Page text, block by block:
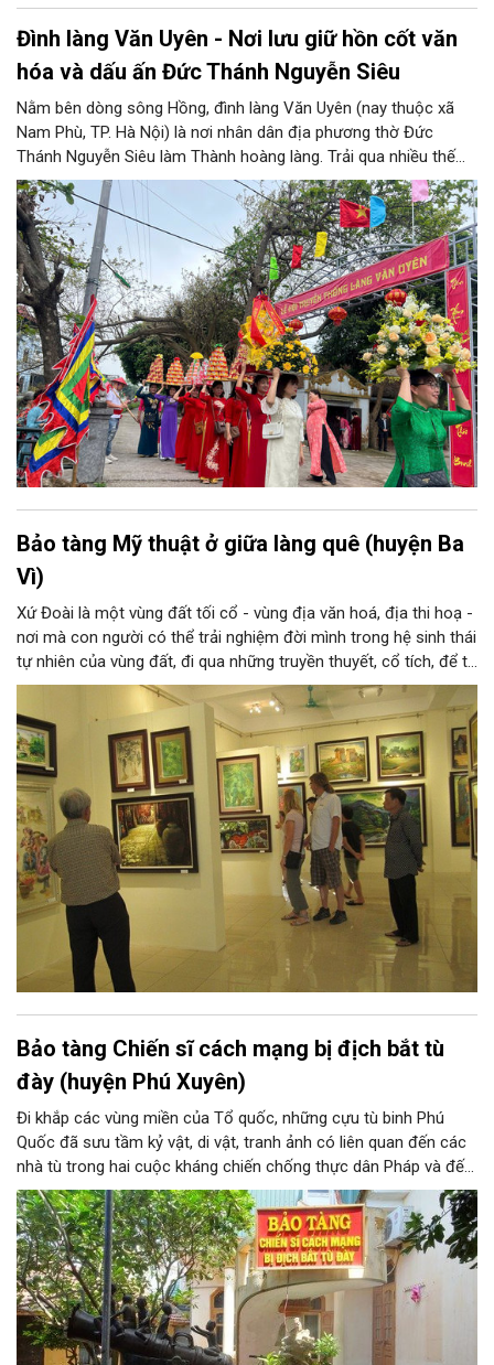
Đình làng Văn Uyên - Nơi lưu giữ hồn cốt văn
hóa và dấu ấn Đức Thánh Nguyễn Siêu
Nằm bên dòng sông Hồng, đình làng Văn Uyên (nay thuộc xã
Nam Phù, TP. Hà Nội) là nơi nhân dân địa phương thờ Đức
Thánh Nguyễn Siêu làm Thành hoàng làng. Trải qua nhiều thế
hệ, ngôi đình không chỉ là không gian sinh hoạt tín ngưỡng của
cộng đồng dân cư mà còn lưu giữ nhiều giá trị lịch sử, văn hóa.
Bảo tàng Mỹ thuật ở giữa làng quê (huyện Ba
Vì)
Xứ Đoài là một vùng đất tối cổ - vùng địa văn hoá, địa thi hoạ -
nơi mà con người có thể trải nghiệm đời mình trong hệ sinh thái
tự nhiên của vùng đất, đi qua những truyền thuyết, cổ tích, để từ
đó tạo nên tâm tính, giọng nói đặc trưng của con người xứ
Đoài. Nắng và gió, núi và sông xứ Đoài đã gợi cảm hứng sáng
tác cho một Tản Đà, một Quang Dũng và nhiều thi nhân, hoạ sĩ:
từ Tô Ngọc Vân, Nguyễn Gia Trí đến Sĩ Tốt, Nguyễn Tiến Chung,
Nguyễn Tư Nghiêm, Nguyễn Sáng... và những thế hệ văn nghệ sĩ
sau này, ở họ đều có những sáng tác xuất sắc về xứ Đoài.
Bảo tàng Chiến sĩ cách mạng bị địch bắt tù
đày (huyện Phú Xuyên)
Đi khắp các vùng miền của Tổ quốc, những cựu tù binh Phú
Quốc đã sưu tầm kỷ vật, di vật, tranh ảnh có liên quan đến các
nhà tù trong hai cuộc kháng chiến chống thực dân Pháp và đế
quốc Mỹ xâm lược mà đồng đội và các ông đã trải qua. Hơn 20
năm kiếm tìm và góp nhặt, Bảo tàng Chiến sĩ cách mạng bị
địch bắt tù đày, do chính những người cựu tù năm xưa thành lập
là những minh chứng chân thực về một thời oanh liệt và hào
hùng của dân tộc.